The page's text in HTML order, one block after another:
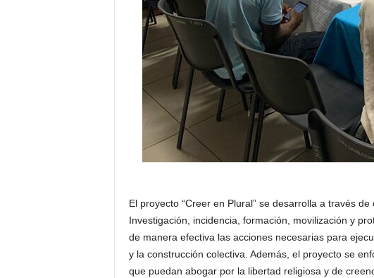
El proyecto “Creer en Plural” se desarrolla a través
Investigación, incidencia, formación, movilización y
de manera efectiva las acciones necesarias para
y la construcción colectiva. Además, el proyecto se
que puedan abogar por la libertad religiosa y de